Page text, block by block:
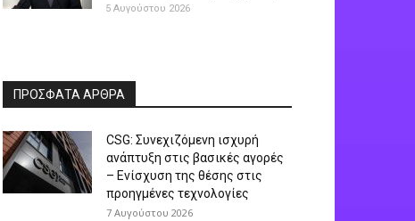
5 Αυγούστου 2026
ΠΡΟΣΦΑΤΑ ΑΡΘΡΑ
CSG: Συνεχιζόμενη ισχυρή
ανάπτυξη στις βασικές αγορές
– Ενίσχυση της θέσης στις
προηγμένες τεχνολογίες
7 Αυγούστου 2026